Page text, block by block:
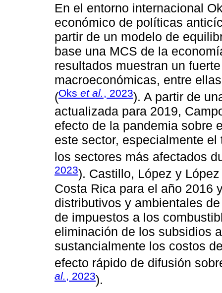
En el entorno internacional
económico de políticas
partir de un modelo de
base una MCS de la
resultados muestran un
macroeconómicas, entre
(Oks et al., 2023). A partir de
actualizada para 2019,
efecto de la pandemia sobre
este sector, especialmente
los sectores más afectados
2023). Castillo, López y
Costa Rica para el año 2016
distributivos y ambientales
de impuestos a los
eliminación de los subsidios
sustancialmente los costos
efecto rápido de difusión
al., 2023).